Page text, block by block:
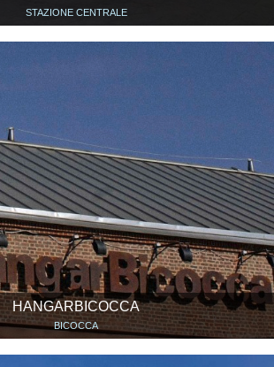
STAZIONE CENTRALE
HANGARBICOCCA
BICOCCA